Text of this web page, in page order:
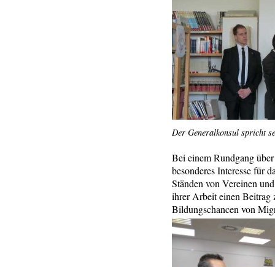
Der Generalkonsul spricht
Bei einem Rundgang
besonderes Interesse für
Ständen von Vereinen
ihrer Arbeit einen Beitrag
Bildungschancen von